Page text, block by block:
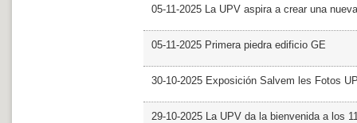
05-11-2025 La UPV aspira a crear una
05-11-2025 Primera piedra edificio GE
30-10-2025 Exposición Salvem les Fotos
29-10-2025 La UPV da la bienvenida a los